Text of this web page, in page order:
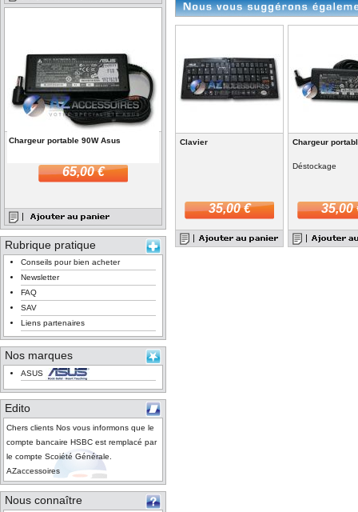
Chargeur portable 90W Asus
65,00 €
Rubrique pratique
Conseils pour bien acheter
Newsletter
FAQ
SAV
Liens partenaires
Nos marques
ASUS
Edito
Chers clients Nos vous informons que le
compte bancaire HSBC est remplacé par
le compte Scoiété Générale.
AZaccessoires
Nous connaître
Clavier
35,00 €
Chargeur
Déstockage
35,00